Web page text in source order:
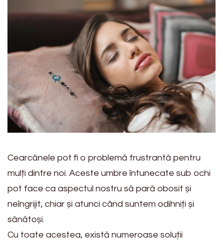
Cearcănele pot fi o problemă frustrantă pentru
mulți dintre noi. Aceste umbre întunecate sub ochi
pot face ca aspectul nostru să pară obosit și
neîngrijit, chiar și atunci când suntem odihniți și
sănătoși.
Cu toate acestea, există numeroase soluții